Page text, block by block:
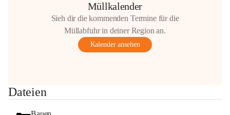
Bei Fragen, Anliegen oder Beschwerden.
Die OMV wird im Zuge von
Müllkalender
Sieh dir die kommenden Termine für die
Müllabfuhr in deiner Region an.
Kalender ansehen
Dateien